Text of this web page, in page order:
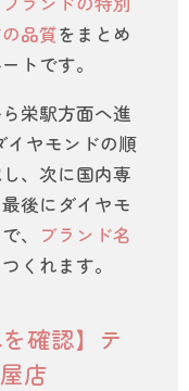
品質をまとめ
トです。
栄駅方面へ進
イヤモンドの順
、次に国内専
後にダイヤモ
、
ブランド名
くれます。
確認】テ
店